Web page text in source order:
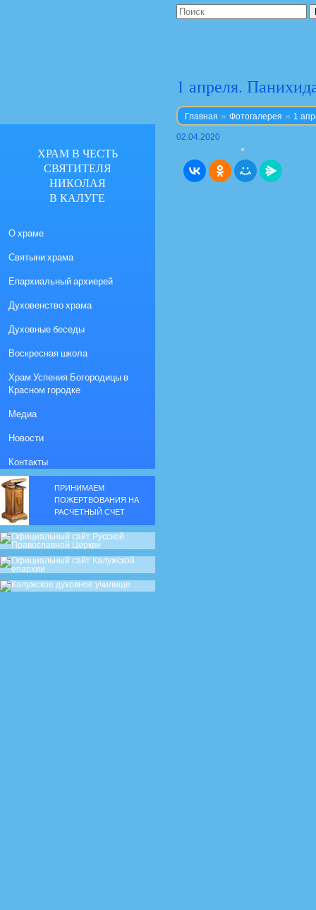
1 апреля.
Главная » Фотогалерея » 1
02.04.2020
ХРАМ В ЧЕСТЬ
СВЯТИТЕЛЯ
НИКОЛАЯ
В КАЛУГЕ
О храме
Святыни храма
Епархиальный архиерей
Духовенство храма
Духовные беседы
Воскресная школа
Храм Успения Богородицы в
Красном городке
Медиа
Новости
Контакты
ПРИНИМАЕМ
ПОЖЕРТВОВАНИЯ НА
РАСЧЕТНЫЙ СЧЕТ